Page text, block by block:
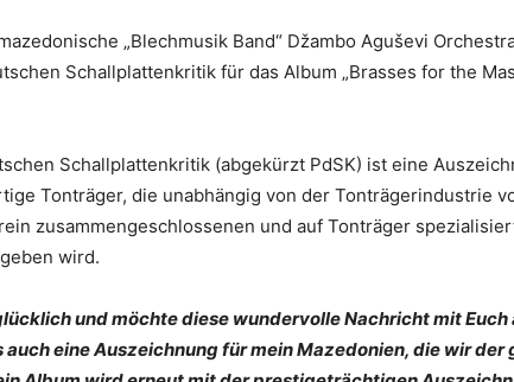
„Blechmusik Band“ Džambo Aguševi
Schallplattenkritik für das Album „Brasses for the
Schallplattenkritik (abgekürzt PdSK) ist eine
Tonträger, die unabhängig von der Tonträgerindustrie
zusammengeschlossenen und auf Tonträger
wird.
und möchte diese wundervolle Nachricht mit Euch
auch eine Auszeichnung für mein Mazedonien, die wir der